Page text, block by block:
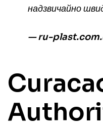
надзвичайно
— ru-